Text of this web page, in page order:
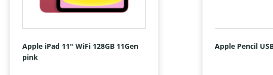
Apple iPad 11" WiFi 128GB 11Gen
pink
Apple Pencil